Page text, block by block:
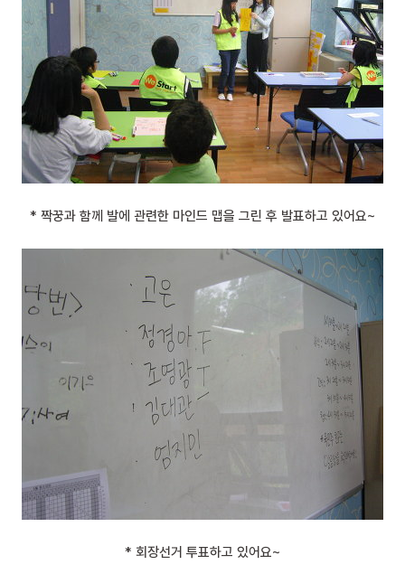
* 짝꿍과 함께 발에 관련한 마인드 맵을 그린 후 발표하고 있어요~
* 회장선거 투표하고 있어요~